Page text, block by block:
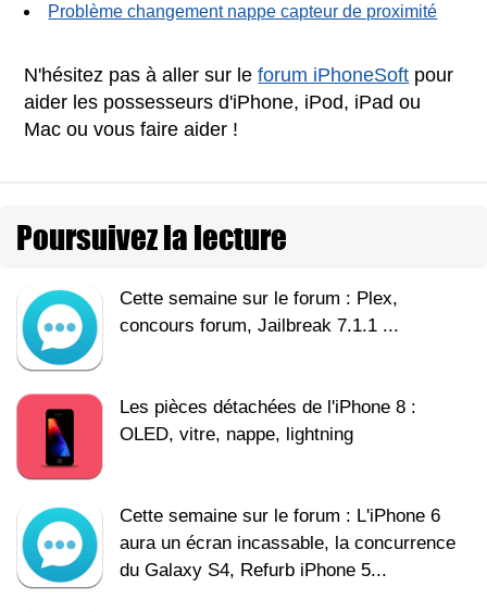
Problème changement nappe capteur de proximité
N'hésitez pas à aller sur leforum iPhoneSoft pour
aider les possesseurs d'iPhone, iPod, iPad ou
Mac ou vous faire aider !
Poursuivez la lecture
Cette semaine sur le forum : Plex,
concours forum, Jailbreak 7.1.1 ...
Les pièces détachées de l'iPhone 8 :
OLED, vitre, nappe, lightning
Cette semaine sur le forum : L'iPhone 6
aura un écran incassable, la concurrence
du Galaxy S4, Refurb iPhone 5...